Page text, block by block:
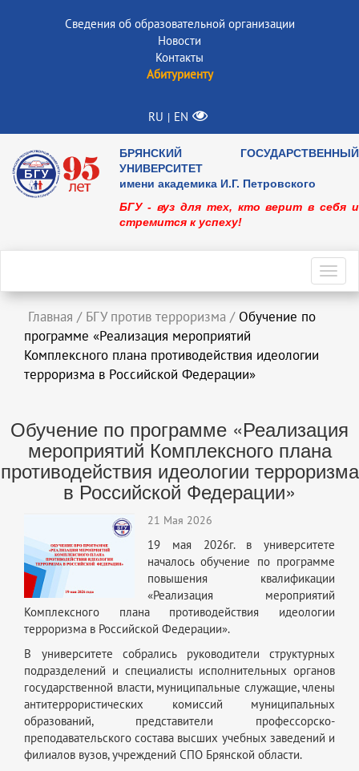
Сведения об образовательной организации
Новости
Контакты
Абитуриенту
RU | EN
БРЯНСКИЙ ГОСУДАРСТВЕННЫЙ
УНИВЕРСИТЕТ
имени академика И.Г. Петровского
БГУ - вуз для тех, кто верит в себя и
стремится к успеху!
Главная / БГУ против терроризма / Обучение по
программе «Реализация мероприятий
Комплексного плана противодействия идеологии
терроризма в Российской Федерации»
Обучение по программе «Реализация
мероприятий Комплексного плана
противодействия идеологии терроризма
в Российской Федерации»
21 Мая 2026
19 мая 2026г. в университете
началось обучение по программе
повышения квалификации
«Реализация мероприятий
Комплексного плана противодействия идеологии
терроризма в Российской Федерации».
В университете собрались руководители структурных
подразделений и специалисты исполнительных органов
государственной власти, муниципальные служащие, члены
антитеррористических комиссий муниципальных
образований, представители профессорско-
преподавательского состава высших учебных заведений и
филиалов вузов, учреждений СПО Брянской области.